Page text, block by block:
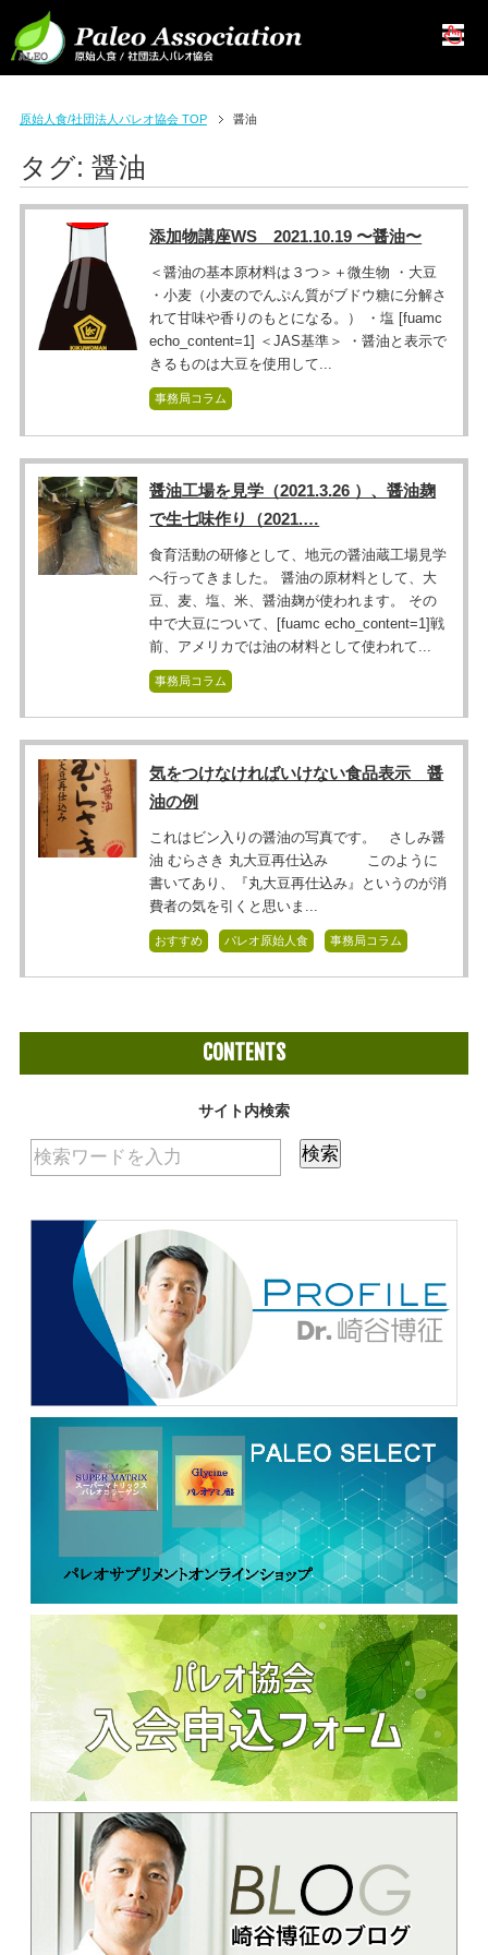
原始人食/社団法人パレオ協会 TOP 醤油
タグ: 醤油
添加物講座WS 2021.10.19 〜醤油〜
＜醤油の基本原材料は３つ＞＋微生物 ・大豆
・小麦（小麦のでんぷん質がブドウ糖に分解さ
れて甘味や香りのもとになる。） ・塩 [fuamc
echo_content=1] ＜JAS基準＞ ・醤油と表示で
きるものは大豆を使用して...
事務局コラム
醤油工場を見学（2021.3.26 ）、醤油麹
で生七味作り（2021.…
食育活動の研修として、地元の醤油蔵工場見学
へ行ってきました。 醤油の原材料として、大
豆、麦、塩、米、醤油麹が使われます。 その
中で大豆について、[fuamc echo_content=1]戦
前、アメリカでは油の材料として使われて...
事務局コラム
気をつけなければいけない食品表示 醤
油の例
これはビン入りの醤油の写真です。 さしみ醤
油 むらさき 丸大豆再仕込み このように
書いてあり、『丸大豆再仕込み』というのが消
費者の気を引くと思いま...
おすすめ パレオ原始人食 事務局コラム
CONTENTS
サイト内検索